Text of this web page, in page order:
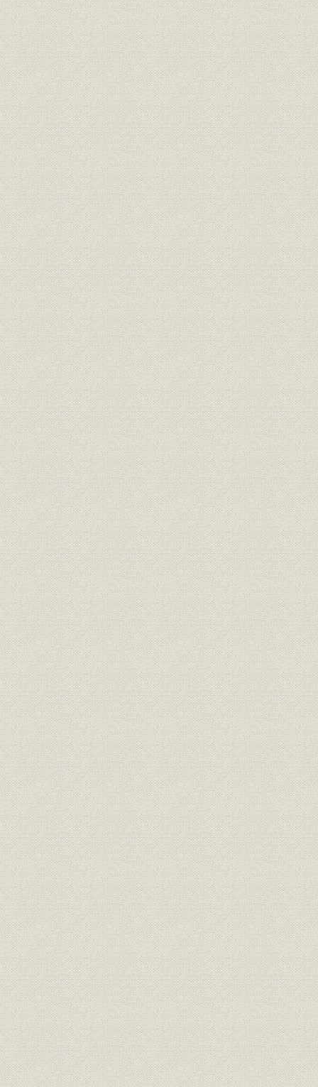
運航実績
収支と利益
社債
第3節 三井物産船舶部の設立
1. 三井物産の発展と船舶部
三井物産の営業拡大
船舶部の設置
御用船徴用と航海奨励金
2. 海運業の展開
石炭輸送の拡大
その他の貨物の輸送
戦隊の整備
港湾その他の改善
合理化と船員対策
3. 業績
第3章 第1次大戦期における飛躍
第1節 大戦ブームと日本海運
海運ブームと社船航路の伸張
社外船の飛躍的発展
日本船主協会と日本会員組合
第2節 大阪商船の遠洋航路伸張
1. 第1次世界大戦と大阪商船
堀啓次郎と大戦への対応
組織の整備
2. 海外航路の飛躍
遠洋航路の拡充
在来航路における活躍
船隊の拡充と用船
大戦下の労務対策
関連事業の拡大
3. 業績
運航実績
収支と利益
積立金と特別減価償却
増資
第3節 三井物産船舶部の拡充
1. 第1次世界大戦と三井物産